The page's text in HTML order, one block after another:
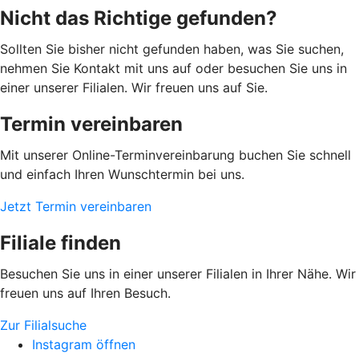
Nicht das Richtige gefunden?
Sollten Sie bisher nicht gefunden haben, was Sie suchen,
nehmen Sie Kontakt mit uns auf oder besuchen Sie uns in
einer unserer Filialen. Wir freuen uns auf Sie.
Termin vereinbaren
Mit unserer Online-Terminvereinbarung buchen Sie schnell
und einfach Ihren Wunschtermin bei uns.
Jetzt Termin vereinbaren
Filiale finden
Besuchen Sie uns in einer unserer Filialen in Ihrer Nähe. Wir
freuen uns auf Ihren Besuch.
Zur Filialsuche
Instagram öffnen